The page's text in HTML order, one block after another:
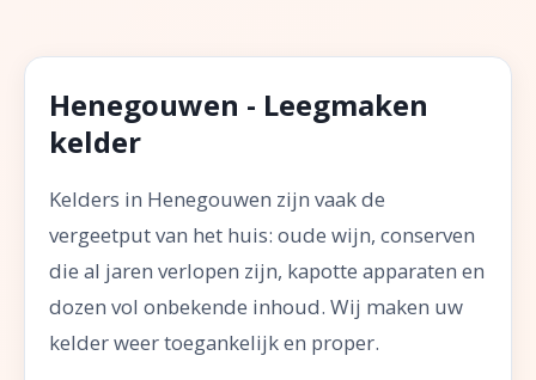
Henegouwen - Leegmaken
kelder
Kelders in Henegouwen zijn vaak de
vergeetput van het huis: oude wijn, conserven
die al jaren verlopen zijn, kapotte apparaten en
dozen vol onbekende inhoud. Wij maken uw
kelder weer toegankelijk en proper.